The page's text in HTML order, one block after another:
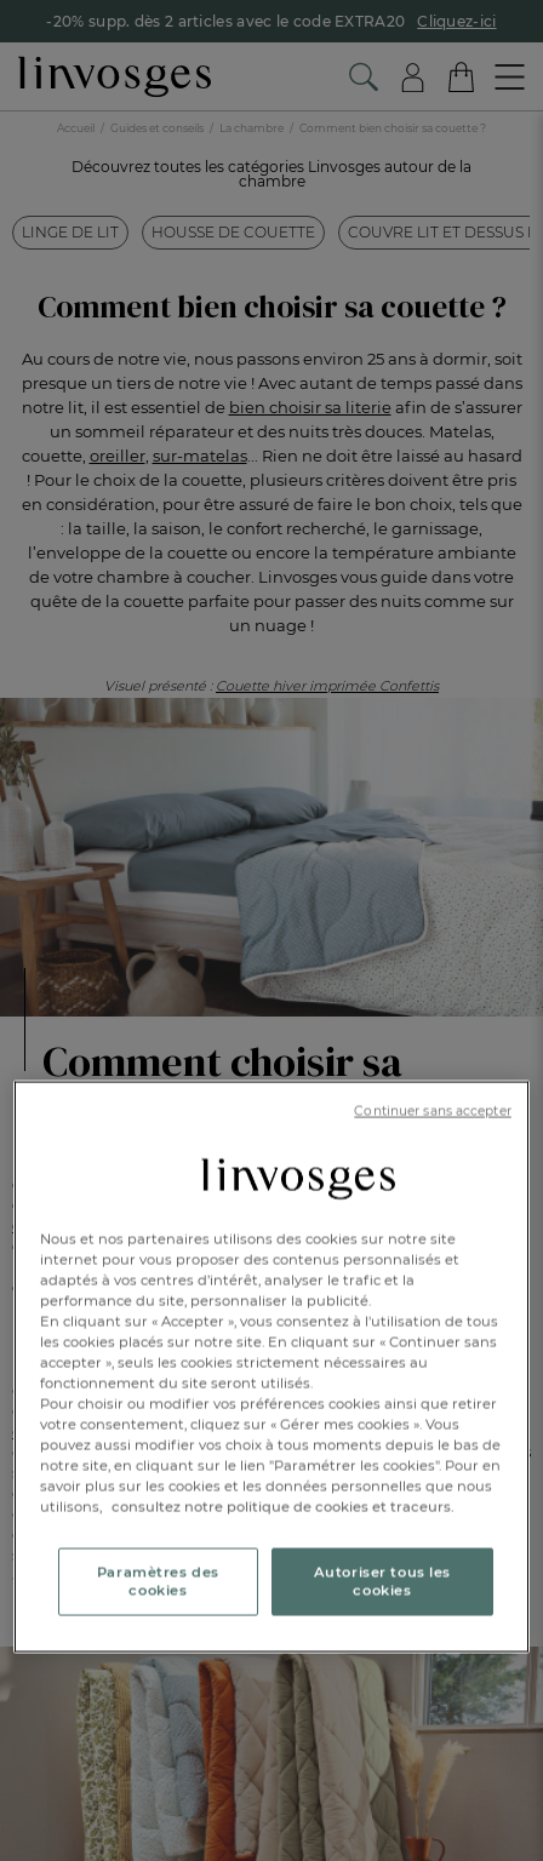
-20% supp. dès 2 articles avec le code EXTRA20 Cliquez-ici
FR DE
AT
BE
CH
Accueil Guides et conseils La chambre Comment bien choisir sa couette ?
Découvrez toutes les catégories Linvosges autour de la
chambre
LINGE DE LIT HOUSSE DE COUETTE COUVRE LIT ET DESSUS
Comment bien choisir sa couette ?
Au cours de notre vie, nous passons environ 25 ans à dormir, soit
presque un tiers de notre vie ! Avec autant de temps passé dans
notre lit, il est essentiel de bien choisir sa literieafin de s’assurer
un sommeil réparateur et des nuits très douces. Matelas,
couette, oreiller, sur-matelas... Rien ne doit être laissé au hasard
! Pour le choix de la couette, plusieurs critères doivent être pris
en considération, pour être assuré de faire le bon choix, tels que
: la taille, la saison, le confort recherché, le garnissage,
l’enveloppe de la couette ou encore la température ambiante
de votre chambre à coucher. Linvosges vous guide dans votre
quête de la couette parfaite pour passer des nuits comme sur
un nuage !
Visuel présenté : Couette hiver imprimée Confettis
Comment choisir sa
couette d'hiver ?
Pour choisir sa couette hiver sans se tromper, il est important
de prendre en compte le garnissage de la couette, mais
également le grammage associé. Aussi, en hiver pour les
couettes synthétiques
coton...) privilégiez un grammage entre 300 et 450 g/m2. Pour
couettes naturelles(avec un garnissage de plumes, duvet
de canard...) privilégiez un grammage à partir de 270 g/m2
pour obtenir une couette tempérée, idéale pour la mi-saison.
Pendant la période hivernale, notre température corporelle est
mise à rude épreuve par les aléas climatiques. C’est précisément
ces évènements extérieurs qui perturbent notre sommeil et nous
empêche de récupérer comme il le faudrait. Choisir la bonne
couette hivervous permettra de passer toutes vos nuits bien au
chaud et de retrouver un sommeil réparateur ! Pour les personnes
sensibles au froid comme pour les chambres à coucher peu
chauffées, la couette hiver est un indispensable à toujours avoir
chez soi ! Pour un confort optimum, privilégiez une enveloppe en
coton qui permettra à votre couette de respirer. Finies les
sensations d’étouffement, la couette Linvosges est naturellement
aérée pour vous assurer des nuits douces et chaudes.
Nous et nos partenaires utilisons des cookies sur notre site
internet pour vous proposer des contenus personnalisés et
adaptés à vos centres d’intérêt, analyser le trafic et la
performance du site, personnaliser la publicité.
En cliquant sur « Accepter », vous consentez à l'utilisation de tous
les cookies placés sur notre site. En cliquant sur « Continuer sans
accepter », seuls les cookies strictement nécessaires au
fonctionnement du site seront utilisés.
Pour choisir ou modifier vos préférences cookies ainsi que retirer
votre consentement, cliquez sur « Gérer mes cookies ». Vous
pouvez aussi modifier vos choix à tous moments depuis le bas de
notre site, en cliquant sur le lien "Paramétrer les cookies". Pour en
savoir plus sur les cookies et les données personnelles que nous
utilisons, consultez notre politique de cookies et traceurs.
Paramètres des
cookies
Autoriser tous les
cookies
Continuer sans accepter